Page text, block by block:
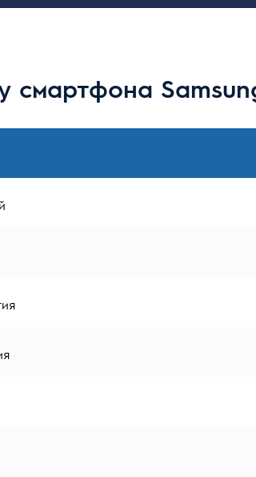
смартфона